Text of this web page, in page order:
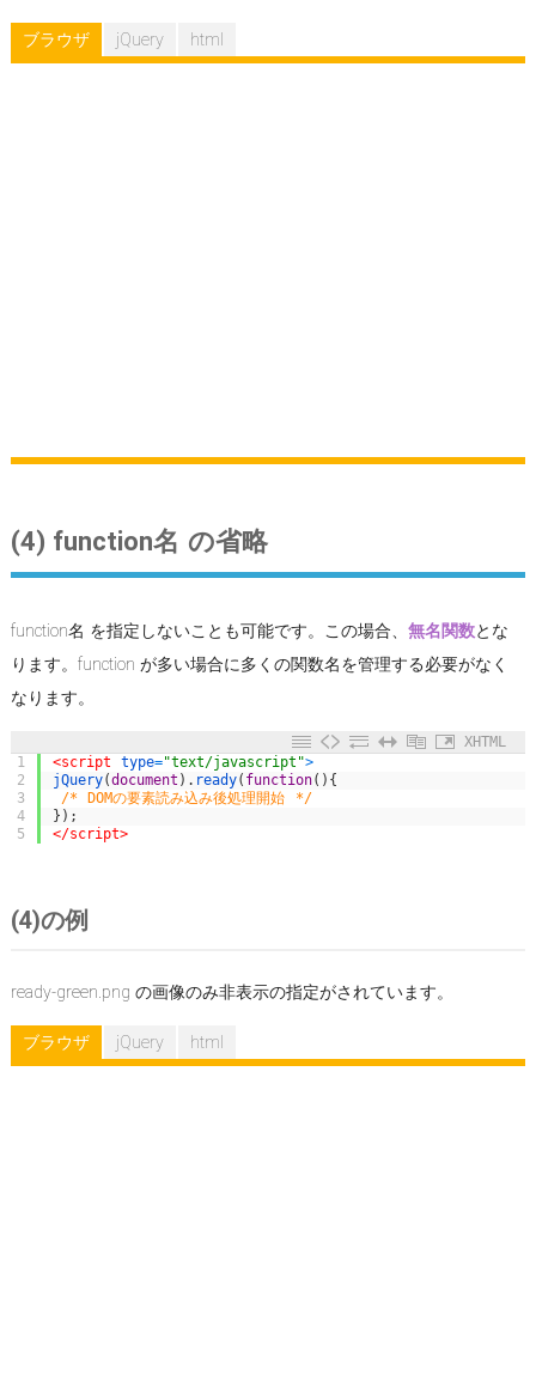
ブラウザ jQuery html
(4) function名 の省略
function名 を指定しないことも可能です。この場合、無名関数とな
ります。function が多い場合に多くの関数名を管理する必要がなく
なります。
XHTML
1
2
3
4
5
<script type="text/javascript">
jQuery(document ) . ready( function( ) {
/* DOMの要素読み込み後処理開始 */
} ) ;
</script>
(4)の例
ready-green.png の画像のみ非表示の指定がされています。
ブラウザ jQuery html